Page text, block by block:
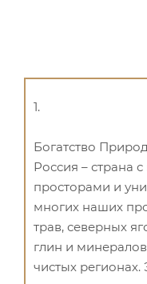
1.
Богатство
Россия – страна
просторами и
многих наших
трав, северных
глин и
чистых